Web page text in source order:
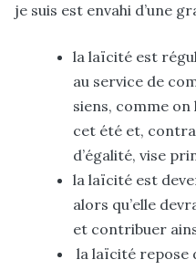
je suis est envahi d’une
la laïcité est
au service de
siens, comme on
cet été et,
d’égalité, vise
la laïcité est
alors qu’elle
et contribuer
la laïcité repose